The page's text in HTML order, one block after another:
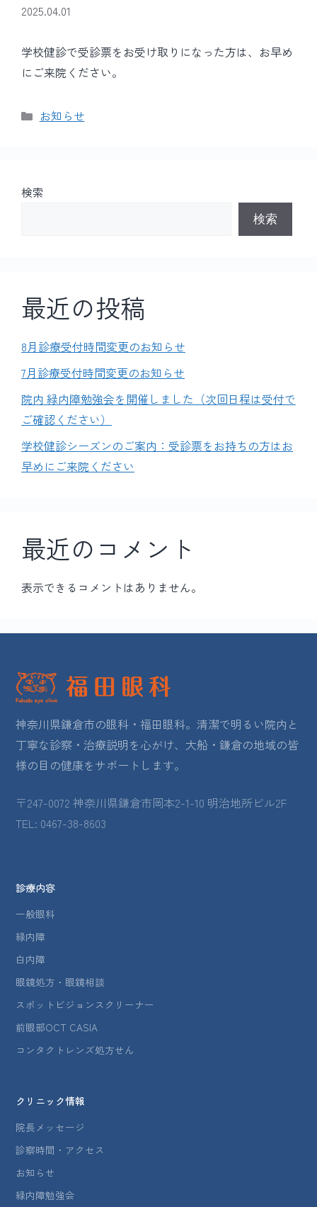
2025.04.01
学校健診で受診票をお受け取りになった方は、お早め
にご来院ください。
カ
お知らせ
検索
検索
最近の投稿
8月診療受付時間変更のお知らせ
7月診療受付時間変更のお知らせ
院内 緑内障勉強会を開催しました（次回日程は受付で
ご確認ください）
学校健診シーズンのご案内：受診票をお持ちの方はお
早めにご来院ください
最近のコメント
表示できるコメントはありません。
神奈川県鎌倉市の眼科・福田眼科。清潔で明るい院内と
丁寧な診察・治療説明を心がけ、大船・鎌倉の地域の皆
様の目の健康をサポートします。
〒247-0072 神奈川県鎌倉市岡本2-1-10 明治地所ビル2F
TEL: 0467-38-8603
診療内容
一般眼科
緑内障
白内障
眼鏡処方・眼鏡相談
スポットビジョンスクリーナー
前眼部OCT CASIA
コンタクトレンズ処方せん
クリニック情報
院長メッセージ
診察時間・アクセス
お知らせ
緑内障勉強会